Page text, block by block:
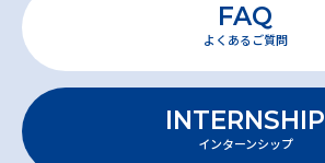
FAQ
よくあるご質問
INTERNSHIP
インターンシップ